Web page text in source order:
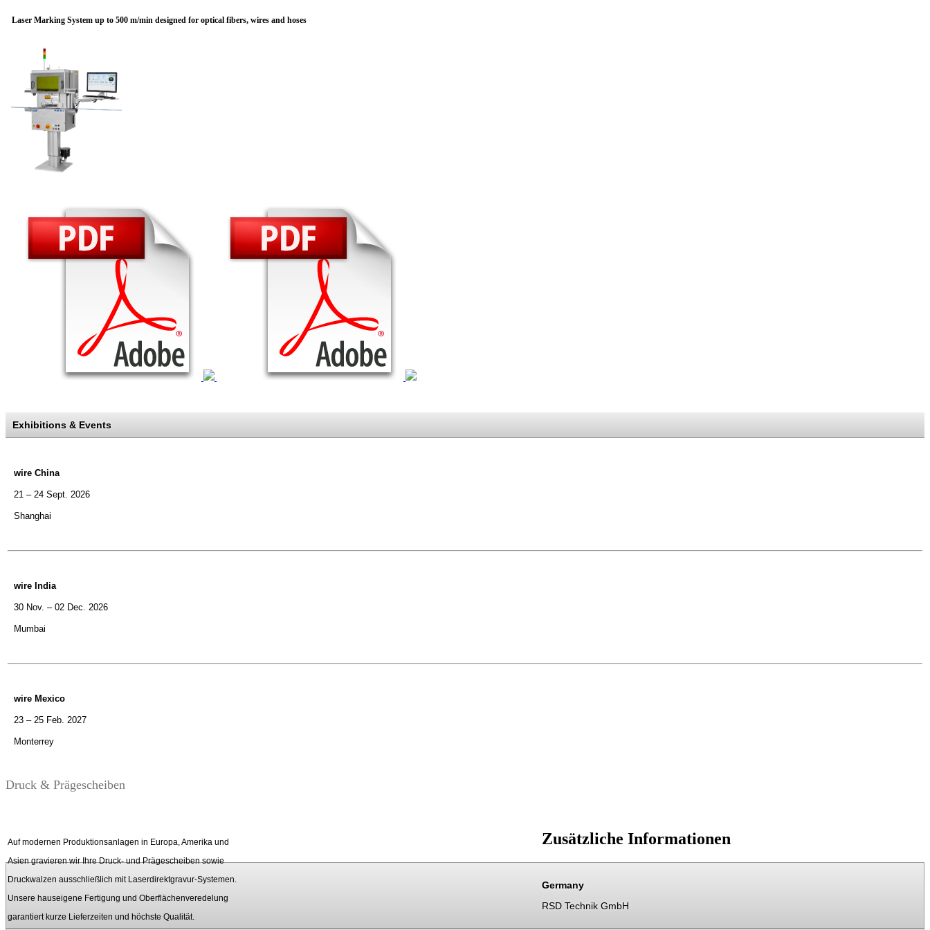
Laser Marking System up to 500 m/min designed for optical fibers, wires and hoses
Exhibitions & Events
wire China
21 – 24 Sept. 2026
Shanghai
wire India
30 Nov. – 02 Dec. 2026
Mumbai
wire Mexico
23 – 25 Feb. 2027
Monterrey
Druck & Prägescheiben
Auf modernen Produktionsanlagen in Europa, Amerika und
Asien gravieren wir Ihre Druck- und Prägescheiben sowie
Druckwalzen ausschließlich mit Laserdirektgravur-Systemen.
Unsere hauseigene Fertigung und Oberflächenveredelung
garantiert kurze Lieferzeiten und höchste Qualität.
Zusätzliche Informationen
Germany
RSD Technik GmbH